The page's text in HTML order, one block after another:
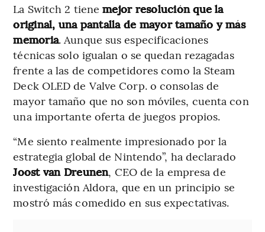
La Switch 2 tienemejor resolución que la
original, una pantalla de mayor tamaño y más
memoria. Aunque sus especificaciones
técnicas solo igualan o se quedan rezagadas
frente a las de competidores como la Steam
Deck OLED de Valve Corp. o consolas de
mayor tamaño que no son móviles, cuenta con
una importante oferta de juegos propios.
“Me siento realmente impresionado por la
estrategia global de Nintendo”, ha declarado
Joost van Dreunen, CEO de la empresa de
investigación Aldora, que en un principio se
mostró más comedido en sus expectativas.